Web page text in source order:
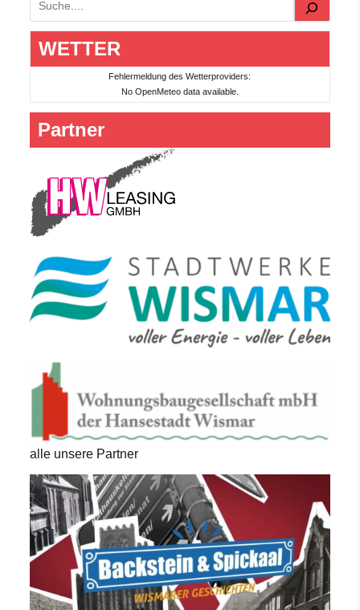
Suchen
WETTER
Fehlermeldung des Wetterproviders:
No OpenMeteo data available.
Partner
alle unsere Partner